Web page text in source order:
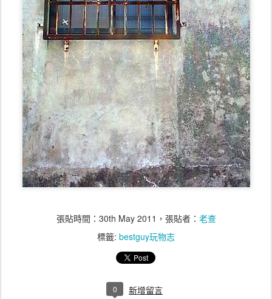
張貼時間： 30th May 2011 ，張貼者： 老查
標籤: bestguy玩物志
0 新增留言